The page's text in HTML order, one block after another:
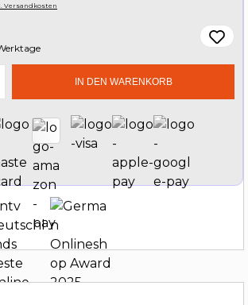
Versandkosten
Gib den
IN DEN WARENKORB